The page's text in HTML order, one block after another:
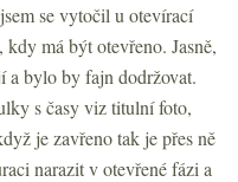
se vytočil u otevírací
má být otevřeno. Jasně,
a bylo by fajn dodržovat.
s časy viz titulní foto,
je zavřeno tak je přes ně
narazit v otevřené fázi a